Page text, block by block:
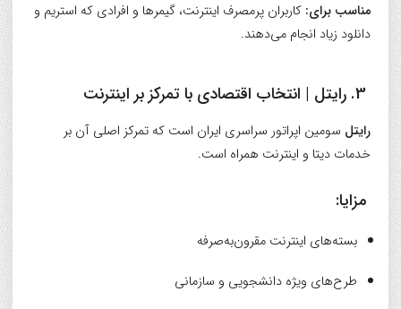
مناسب برای: کاربران پرمصرف اینترنت، گیمرها و افرادی که استریم و
دانلود زیاد انجام می‌دهند.
رایتل | انتخاب اقتصادی با تمرکز بر اینترنت
رایتل سومین اپراتور سراسری ایران است که تمرکز اصلی آن بر
خدمات دیتا و اینترنت همراه است.
مزایا:
بسته‌های اینترنت مقرون‌به‌صرفه
طرح‌های ویژه دانشجویی و سازمانی